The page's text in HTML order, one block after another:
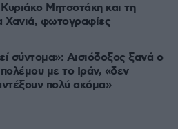
Μητσοτάκη και τη
φωτογραφίες
σύντομα»: Αισιόδοξος ξανά ο
με το Ιράν, «δεν
πολύ ακόμα»